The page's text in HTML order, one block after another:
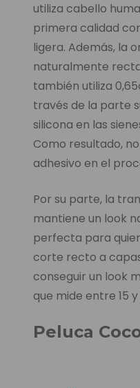
utiliza cabello
primera calidad
ligera. Además, la
naturalmente
también utiliza
través de la parte
silicona en las
Como resultado,
adhesivo en el
Por su parte, la
mantiene un look
perfecta para
corte recto a
conseguir un look
que mide entre 15 y
Peluca